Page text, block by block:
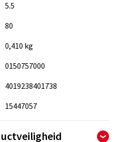
5.5
80
0,410 kg
0150757000
4019238401738
15447057